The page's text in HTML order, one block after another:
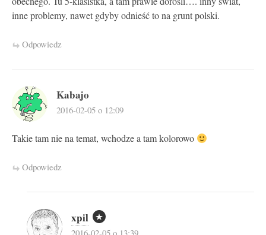
inne problemy, nawet gdyby odnieść to na grunt polski.
Odpowiedz
Kabajo
2016-02-05 o 12:09
Takie tam nie na temat, wchodze a tam kolorowo
Odpowiedz
xpil